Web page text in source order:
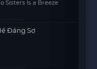
Sisters Is a Breeze
Đáng Sợ